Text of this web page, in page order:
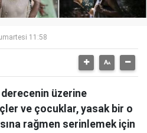
11:58
derecenin üzerine
ve çocuklar, yasak bir o
rağmen serinlemek için